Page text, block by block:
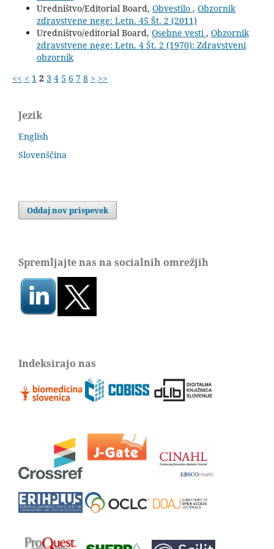
Uredništvo/Editorial Board, Obvestilo , Obzornik
zdravstvene nege: Letn. 45 Št. 2 (2011)
Uredništvo/editorial Board, Osebne vesti , Obzornik
zdravstvene nege: Letn. 4 Št. 2 (1970): Zdravstveni
obzornik
<< < 1 2 3 4 5 6 7 8 > >>
Jezik
English
Slovenščina
Oddaj nov prispevek
Spremljajte nas na socialnih omrežjih
Indeksirajo nas